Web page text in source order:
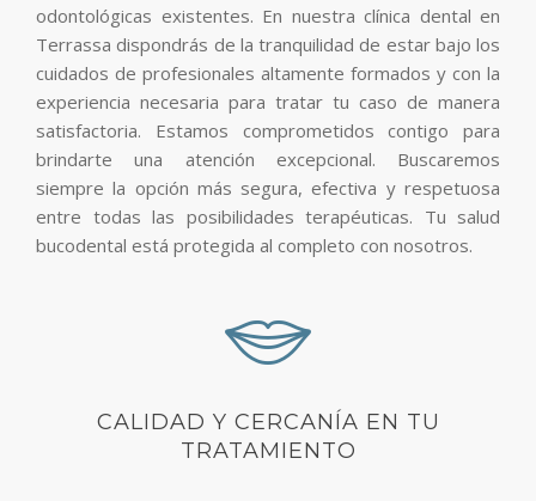
odontológicas existentes. En nuestra clínica dental en
Terrassa dispondrás de la tranquilidad de estar bajo los
cuidados de profesionales altamente formados y con la
experiencia necesaria para tratar tu caso de manera
satisfactoria. Estamos comprometidos contigo para
brindarte una atención excepcional. Buscaremos
siempre la opción más segura, efectiva y respetuosa
entre todas las posibilidades terapéuticas. Tu salud
bucodental está protegida al completo con nosotros.
CALIDAD Y CERCANÍA EN TU
TRATAMIENTO